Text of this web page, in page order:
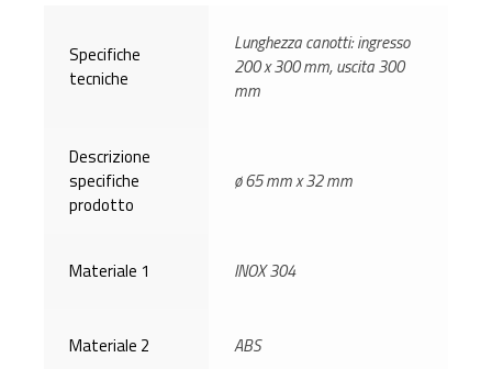
Specifiche
tecniche
Lunghezza canotti: ingresso
200 x 300 mm, uscita 300
mm
Descrizione
specifiche
prodotto
ø 65 mm x 32 mm
Materiale 1 INOX 304
Materiale 2 ABS